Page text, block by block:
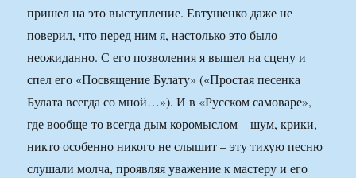
пришел на это выступление. Евтушенко даже не
поверил, что перед ним я, настолько это было
неожиданно. С его позволения я вышел на сцену и
спел его «Посвящение Булату» («Простая песенка
Булата всегда со мной…»). И в «Русском самоваре»,
где вообще-то всегда дым коромыслом – шум, крики,
никто особенно никого не слышит – эту тихую песню
слушали молча, проявляя уважение к мастеру и его